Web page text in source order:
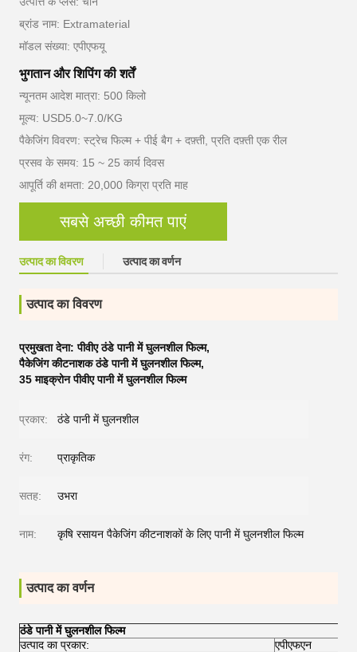
ब्रांड नाम: Extramaterial
मॉडल संख्या: एपीएफयू
भुगतान और शिपिंग की शर्तें
न्यूनतम आदेश मात्रा: 500 किलो
मूल्य: USD5.0~7.0/KG
पैकेजिंग विवरण: स्ट्रेच फिल्म + पीई बैग + दफ़्ती, प्रति दफ़्ती एक रील
प्रसव के समय: 15 ~ 25 कार्य दिवस
आपूर्ति की क्षमता: 20,000 किग्रा प्रति माह
सबसे अच्छी कीमत पाएं
उत्पाद का विवरण उत्पाद का वर्णन
उत्पाद का विवरण
प्रमुखता देना:पीवीए ठंडे पानी में घुलनशील फिल्म,
पैकेजिंग कीटनाशक ठंडे पानी में घुलनशील फिल्म,
35 माइक्रोन पीवीए पानी में घुलनशील फिल्म
प्रकार: ठंडे पानी में घुलनशील
रंग: प्राकृतिक
सतह: उभरा
नाम: कृषि रसायन पैकेजिंग कीटनाशकों के लिए पानी में घुलनशील फिल्म
उत्पाद का वर्णन
ठंडे पानी में घुलनशील फिल्म
उत्पाद का प्रकार:
एपीएफएन